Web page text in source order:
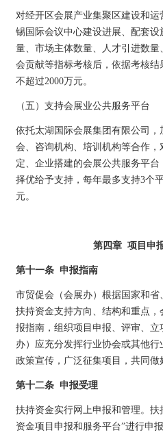
对经开区会展产业集聚区建设和
锡国际会议中心建设进展、配套
量、市场主体数量、人才引进数
会贡献等指标考核后，依据考核
不超过2000万元。
（五）支持会展业公共服务平台
依托太湖国际会展集团有限公司
会、咨询机构、培训机构等合作
定、企业搭建的会展公共服务平
择优给予支持，每年最多支持3个
元。
第四章 项目申
第十一条 申报指南
市贸促会（会展办）根据国家和
扶持资金支持方向、结构和重点
报指南，组织项目申报、评审、
办）应充分发挥行业协会或其他
政策宣传，广泛征集项目，共同做
第十二条 申报受理
扶持资金实行网上申报和管理。
资金项目申报和服务平台”进行申